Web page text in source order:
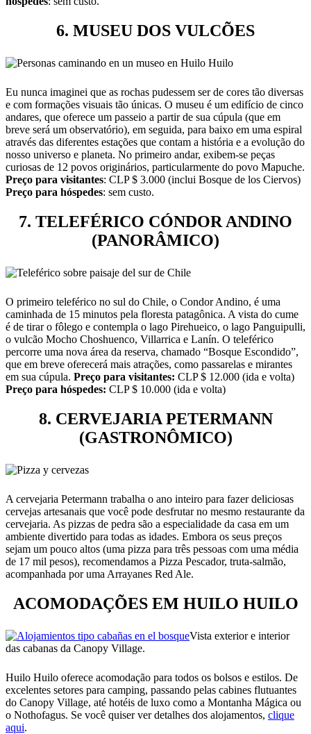
6. MUSEU DOS VULCÕES
Eu nunca imaginei que as rochas pudessem ser de cores tão diversas
e com formações visuais tão únicas. O museu é um edifício de cinco
andares, que oferece um passeio a partir de sua cúpula (que em
breve será um observatório), em seguida, para baixo em uma espiral
através das diferentes estações que contam a história e a evolução do
nosso universo e planeta. No primeiro andar, exibem-se peças
curiosas de 12 povos originários, particularmente do povo Mapuche.
Preço para visitantes: CLP $ 3.000 (inclui Bosque de los Ciervos)
Preço para hóspedes: sem custo.
7. TELEFÉRICO CÓNDOR ANDINO
(PANORÂMICO)
O primeiro teleférico no sul do Chile, o Condor Andino, é uma
caminhada de 15 minutos pela floresta patagônica. A vista do cume
é de tirar o fôlego e contempla o lago Pirehueico, o lago Panguipulli,
o vulcão Mocho Choshuenco, Villarrica e Lanín. O teleférico
percorre uma nova área da reserva, chamado “Bosque Escondido”,
que em breve oferecerá mais atrações, como passarelas e mirantes
em sua cúpula. Preço para visitantes: CLP $ 12.000 (ida e volta)
Preço para hóspedes: CLP $ 10.000 (ida e volta)
8. CERVEJARIA PETERMANN
(GASTRONÔMICO)
A cervejaria Petermann trabalha o ano inteiro para fazer deliciosas
cervejas artesanais que você pode desfrutar no mesmo restaurante da
cervejaria. As pizzas de pedra são a especialidade da casa em um
ambiente divertido para todas as idades. Embora os seus preços
sejam um pouco altos (uma pizza para três pessoas com uma média
de 17 mil pesos), recomendamos a Pizza Pescador, truta-salmão,
acompanhada por uma Arrayanes Red Ale.
ACOMODAÇÕES EM HUILO HUILO
Vista exterior e interior
das cabanas da Canopy Village.
Huilo Huilo oferece acomodação para todos os bolsos e estilos. De
excelentes setores para camping, passando pelas cabines flutuantes
do Canopy Village, até hotéis de luxo como a Montanha Mágica ou
o Nothofagus. Se você quiser ver detalhes dos alojamentos, clique
aqui.